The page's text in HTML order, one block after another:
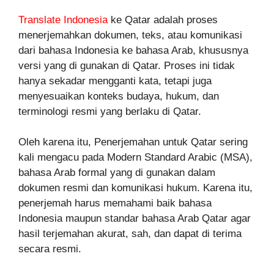
Translate Indonesia ke Qatar adalah proses
menerjemahkan dokumen, teks, atau komunikasi
dari bahasa Indonesia ke bahasa Arab, khususnya
versi yang di gunakan di Qatar. Proses ini tidak
hanya sekadar mengganti kata, tetapi juga
menyesuaikan konteks budaya, hukum, dan
terminologi resmi yang berlaku di Qatar.
Oleh karena itu, Penerjemahan untuk Qatar sering
kali mengacu pada Modern Standard Arabic (MSA),
bahasa Arab formal yang di gunakan dalam
dokumen resmi dan komunikasi hukum. Karena itu,
penerjemah harus memahami baik bahasa
Indonesia maupun standar bahasa Arab Qatar agar
hasil terjemahan akurat, sah, dan dapat di terima
secara resmi.